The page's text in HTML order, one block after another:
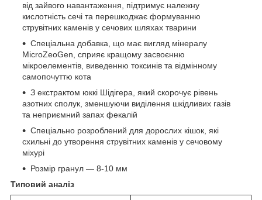
від зайвого навантаження, підтримує належну
кислотність сечі та перешкоджає формуванню
струвітних каменів у сечових шляхах тварини
Спеціальна добавка, що має вигляд мінералу
MicroZeoGen, сприяє кращому засвоєнню
мікроелементів, виведенню токсинів та відмінному
самопочуттю кота
З екстрактом юккі Шідігера, який скорочує рівень
азотних сполук, зменшуючи виділення шкідливих газів
та неприємний запах фекалій
Спеціально розроблений для дорослих кішок, які
схильні до утворення струвітних каменів у сечовому
міхурі
Розмір гранул — 8-10 мм
Типовий аналіз